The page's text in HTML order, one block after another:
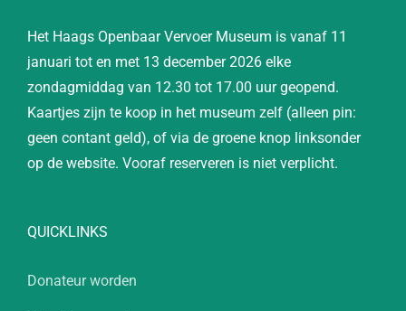
Het Haags Openbaar Vervoer Museum is vanaf 11
januari tot en met 13 december 2026 elke
zondagmiddag van 12.30 tot 17.00 uur geopend.
Kaartjes zijn te koop in het museum zelf (alleen pin:
geen contant geld), of via de groene knop linksonder
op de website. Vooraf reserveren is niet verplicht.
QUICKLINKS
Donateur worden